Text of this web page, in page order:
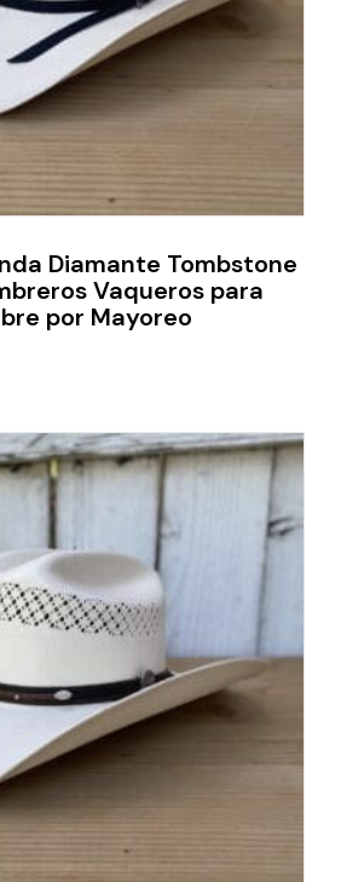
Diamante Tombstone
Vaqueros para
por Mayoreo